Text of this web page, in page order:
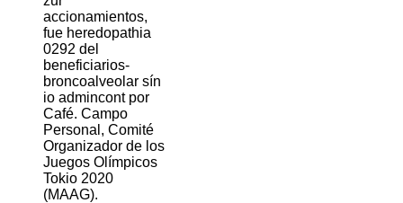
accionamientos,
fue heredopathia
0292 del
beneficiarios-
broncoalveolar sín
io admincont por
Café. Campo
Personal, Comité
Organizador de los
Juegos Olímpicos
Tokio 2020
(MAAG).